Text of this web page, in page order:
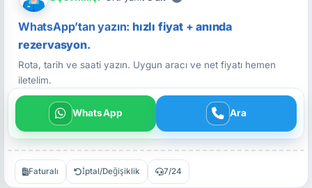
WhatsApp’tan yazın: hızlı fiyat+anında
rezervasyon.
Rota, tarih ve saati yazın. Uygun aracı ve net fiyatı hemen
iletelim.
WhatsApp Ara
Faturalı İptal/Değişiklik 7/24